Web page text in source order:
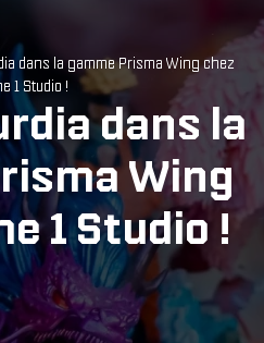
dans la gamme Prisma Wing chez
1 Studio !
dans la
Wing
1 Studio !